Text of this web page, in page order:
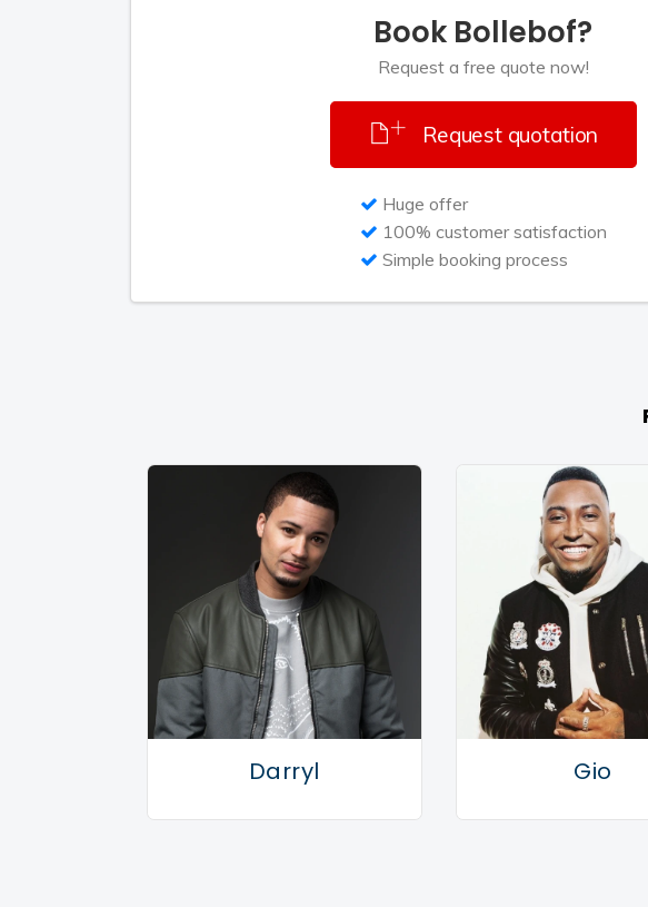
hij het wilde, daardoor was samenwerken nog even wennen
De mensen waren nu bekend met Bollebof en het was tijd
keren te zijn afgewezen door sponsoren besluit hij de
Dat was een aardig succes voor de ongetekend eigenwijzen
Hij viel zeer in de smaak en dat niet alleen in Rotterdam.
werking leverde de Prins serieuze optredens op waar van
er een tour door Nederland langs clubs en radio stations om
de single te promoten. Ook Lange Frans, Gio en Jahy
samenwerking met Bollebof op het lijstje.
Met zijn eigen dress style en zijn laidback flow weet hij z’n
brengen en met zijn gladde looks weet hij bij de dames het
brengen. In de toekomst kunnen we nog veel meer van
rapper horen. Hij is een hype waar Nederland niet lang meer
wachten.
Book Bollebof?
Request a free quote now!
Request quotation
Huge offer
100% customer satisfaction
Simple booking process
Darryl Gio